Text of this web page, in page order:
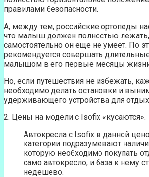
правилами безопасности.
А, между тем, российские ортопеды
что малыш должен полностью лежать,
самостоятельно он еще не умеет. По
рекомендуется совершать
малышом в его первые месяцы
Но, если путешествия не избежать,
необходимо делать остановки и
удерживающего устройства для
2. Цены на модели с Isofix «кусаются».
Автокресла с Isofix в данной
категории подразумевают
которую необходимо покупать
само автокресло, и база к нему
недешево.